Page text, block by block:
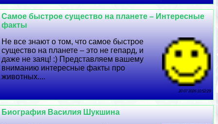
Самое быстрое существо на планете – Интересные
факты
Не все знают о том, что самое быстрое
существо на планете – это не гепард, и
даже не заяц! :) Представляем вашему
вниманию интересные факты про
животных....
20 07 2026 10:52:29
Биография Василия Шукшина